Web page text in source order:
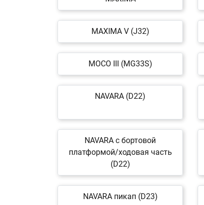
MAXIMA V (J32)
MOCO III (MG33S)
NAVARA (D22)
NAVARA c бортовой
платформой/ходовая часть
(D22)
NAVARA пикап (D23)